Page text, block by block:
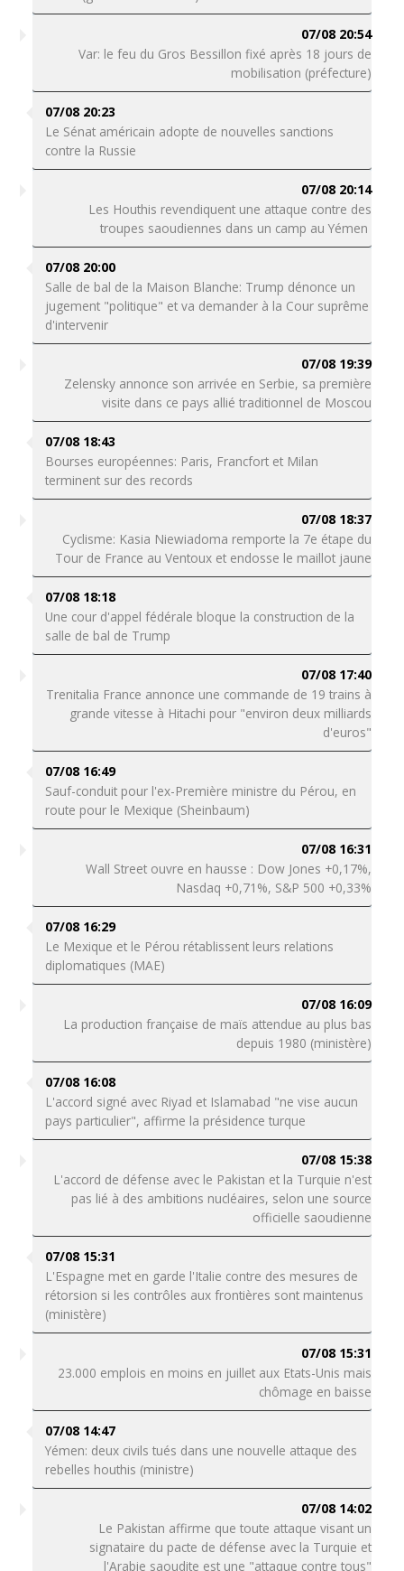
07/08 20:54
Var: le feu du Gros Bessillon fixé après 18 jours de
mobilisation (préfecture)
07/08 20:23
Le Sénat américain adopte de nouvelles sanctions
contre la Russie
07/08 20:14
Les Houthis revendiquent une attaque contre des
troupes saoudiennes dans un camp au Yémen
07/08 20:00
Salle de bal de la Maison Blanche: Trump dénonce un
jugement "politique" et va demander à la Cour suprême
d'intervenir
07/08 19:39
Zelensky annonce son arrivée en Serbie, sa première
visite dans ce pays allié traditionnel de Moscou
07/08 18:43
Bourses européennes: Paris, Francfort et Milan
terminent sur des records
07/08 18:37
Cyclisme: Kasia Niewiadoma remporte la 7e étape du
Tour de France au Ventoux et endosse le maillot jaune
07/08 18:18
Une cour d'appel fédérale bloque la construction de la
salle de bal de Trump
07/08 17:40
Trenitalia France annonce une commande de 19 trains à
grande vitesse à Hitachi pour "environ deux milliards
d'euros"
07/08 16:49
Sauf-conduit pour l'ex-Première ministre du Pérou, en
route pour le Mexique (Sheinbaum)
07/08 16:31
Wall Street ouvre en hausse : Dow Jones +0,17%,
Nasdaq +0,71%, S&P 500 +0,33%
07/08 16:29
Le Mexique et le Pérou rétablissent leurs relations
diplomatiques (MAE)
07/08 16:09
La production française de maïs attendue au plus bas
depuis 1980 (ministère)
07/08 16:08
L'accord signé avec Riyad et Islamabad "ne vise aucun
pays particulier", affirme la présidence turque
07/08 15:38
L'accord de défense avec le Pakistan et la Turquie n'est
pas lié à des ambitions nucléaires, selon une source
officielle saoudienne
07/08 15:31
L'Espagne met en garde l'Italie contre des mesures de
rétorsion si les contrôles aux frontières sont maintenus
(ministère)
07/08 15:31
23.000 emplois en moins en juillet aux Etats-Unis mais
chômage en baisse
07/08 14:47
Yémen: deux civils tués dans une nouvelle attaque des
rebelles houthis (ministre)
07/08 14:02
Le Pakistan affirme que toute attaque visant un
signataire du pacte de défense avec la Turquie et
l'Arabie saoudite est une "attaque contre tous"